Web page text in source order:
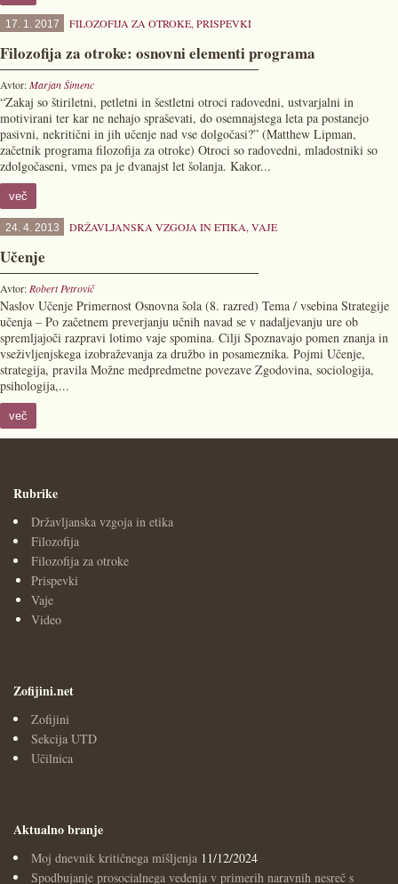
17. 1. 2017 FILOZOFIJA ZA OTROKE, PRISPEVKI
Filozofija za otroke: osnovni elementi programa
Avtor:Marjan Šimenc
“Zakaj so štiriletni, petletni in šestletni otroci radovedni, ustvarjalni in
motivirani ter kar ne nehajo spraševati, do osemnajstega leta pa postanejo
pasivni, nekritični in jih učenje nad vse dolgočasi?” (Matthew Lipman,
začetnik programa filozofija za otroke) Otroci so radovedni, mladostniki so
zdolgočaseni, vmes pa je dvanajst let šolanja. Kakor...
več
24. 4. 2013 DRŽAVLJANSKA VZGOJA IN ETIKA, VAJE
Učenje
Avtor: Robert Petrovič
Naslov Učenje Primernost Osnovna šola (8. razred) Tema / vsebina Strategije
učenja – Po začetnem preverjanju učnih navad se v nadaljevanju ure ob
spremljajoči razpravi lotimo vaje spomina. Cilji Spoznavajo pomen znanja in
vseživljenjskega izobraževanja za družbo in posameznika. Pojmi Učenje,
strategija, pravila Možne medpredmetne povezave Zgodovina, sociologija,
psihologija,...
več
Rubrike
Državljanska vzgoja in etika
Filozofija
Filozofija za otroke
Prispevki
Vaje
Video
Zofijini.net
Zofijini
Sekcija UTD
Učilnica
Aktualno branje
Moj dnevnik kritičnega mišljenja 11/12/2024
Spodbujanje prosocialnega vedenja v primerih naravnih nesreč s